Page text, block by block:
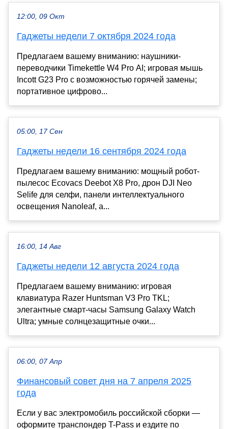
12:00, 09 Окт
Гаджеты недели 7 октября 2024 года
Предлагаем вашему вниманию: наушники-
переводчики Timekettle W4 Pro AI; игровая мышь
Incott G23 Pro с возможностью горячей замены;
портативное цифрово...
05:00, 17 Сен
Гаджеты недели 16 сентября 2024 года
Предлагаем вашему вниманию: мощный робот-
пылесос Ecovacs Deebot X8 Pro, дрон DJI Neo
Selife для селфи, панели интеллектуального
освещения Nanoleaf, а...
16:00, 14 Авг
Гаджеты недели 12 августа 2024 года
Предлагаем вашему вниманию: игровая
клавиатура Razer Huntsman V3 Pro TKL;
элегантные смарт-часы Samsung Galaxy Watch
Ultra; умные солнцезащитные очки...
06:00, 07 Апр
Финансовый совет дня на 7 апреля 2025
года
Если у вас электромобиль российской сборки —
оформите транспондер T-Pass и ездите по